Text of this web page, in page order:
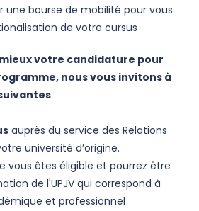
une bourse de mobilité pour vous
de votre cursus
votre candidature pour
nous vous invitons à
:
auprès du service des Relations
université d’origine.
vous êtes éligible et pourrez être
de l'UPJV qui correspond à
et professionnel